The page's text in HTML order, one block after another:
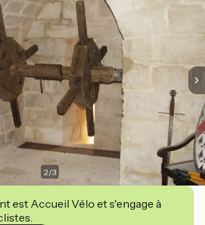
2/3
est Accueil Vélo et s'engage à